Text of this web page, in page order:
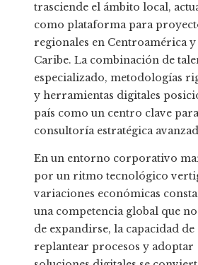
trasciende el ámbito local,
como plataforma para
regionales en Centroamérica y
Caribe. La combinación de
especializado, metodologías
y herramientas digitales
país como un centro clave
consultoría estratégica
En un entorno corporativo
por un ritmo tecnológico
variaciones económicas
una competencia global que
de expandirse, la capacidad de
replantear procesos y adoptar